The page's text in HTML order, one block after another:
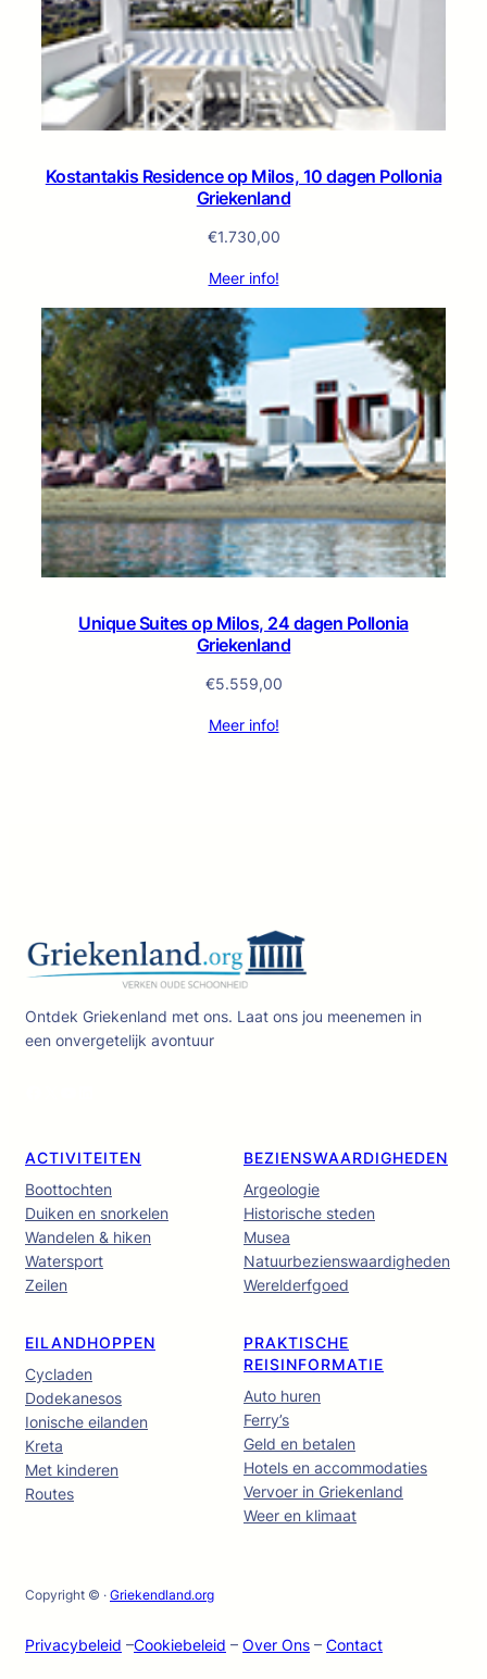
Kostantakis Residence op Milos, 10 dagen Pollonia
Griekenland
€1.730,00
Meer info!
Unique Suites op Milos, 24 dagen Pollonia
Griekenland
€5.559,00
Meer info!
Ontdek Griekenland met ons. Laat ons jou meenemen in
een onvergetelijk avontuur
ACTIVITEITEN
Boottochten
Duiken en snorkelen
Wandelen & hiken
Watersport
Zeilen
BEZIENSWAARDIGHEDEN
Argeologie
Historische steden
Musea
Natuurbezienswaardigheden
Werelderfgoed
EILANDHOPPEN
Cycladen
Dodekanesos
Ionische eilanden
Kreta
Met kinderen
Routes
PRAKTISCHE
REISINFORMATIE
Auto huren
Ferry’s
Geld en betalen
Hotels en accommodaties
Vervoer in Griekenland
Weer en klimaat
Copyright © · Griekendland.org
Privacybeleid –Cookiebeleid – Over Ons – Contact